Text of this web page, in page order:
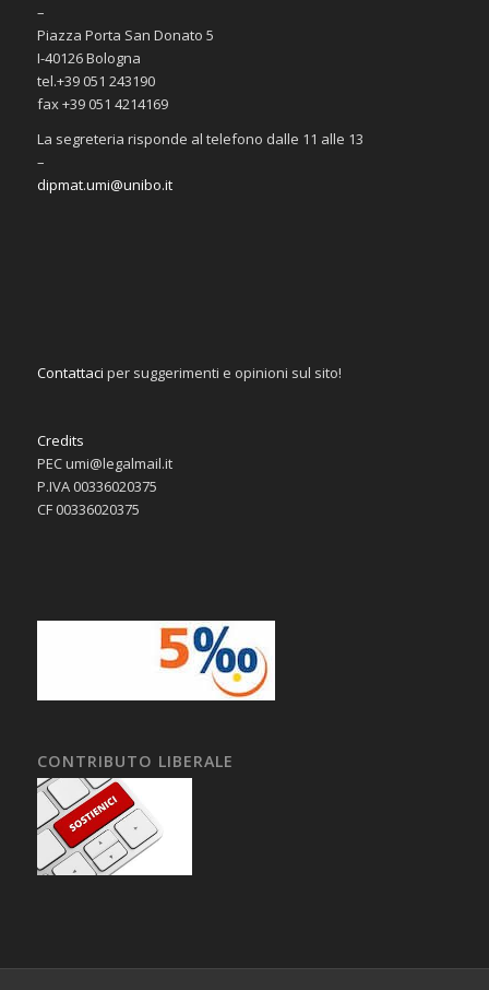
–
Piazza Porta San Donato 5
I-40126 Bologna
tel.+39 051 243190
fax +39 051 4214169
La segreteria risponde al telefono dalle 11 alle 13
–
dipmat.umi@unibo.it
Contattaci per suggerimenti e opinioni sul sito!
Credits
PEC umi@legalmail.it
P.IVA 00336020375
CF 00336020375
CONTRIBUTO LIBERALE